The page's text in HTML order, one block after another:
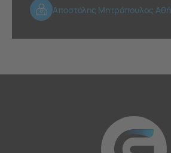
Αποστόλης Μητρόπουλος